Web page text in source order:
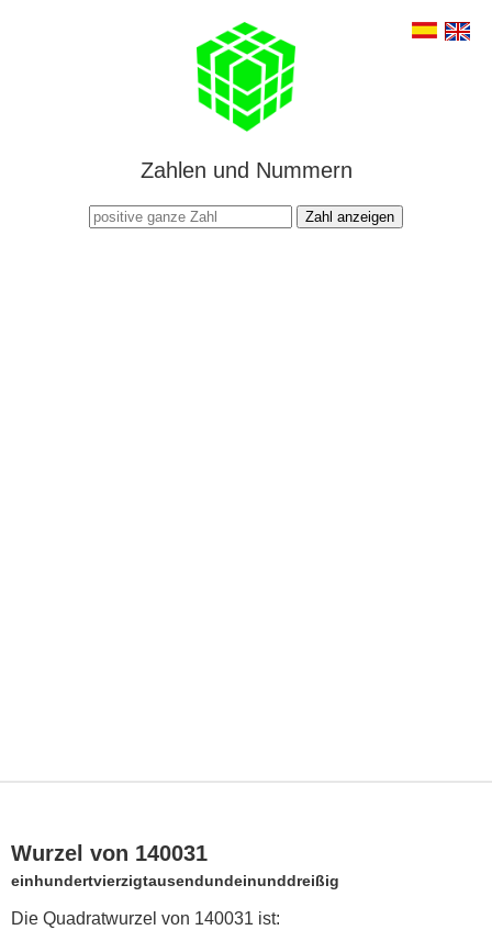
Zahlen und Nummern
Zahl anzeigen
Wurzel von 140031
einhundertvierzigtausendundeinunddreißig
Die Quadratwurzel von 140031 ist: